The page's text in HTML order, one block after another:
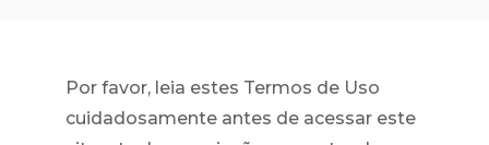
Por favor, leia estes Termos de Uso
cuidadosamente antes de acessar este